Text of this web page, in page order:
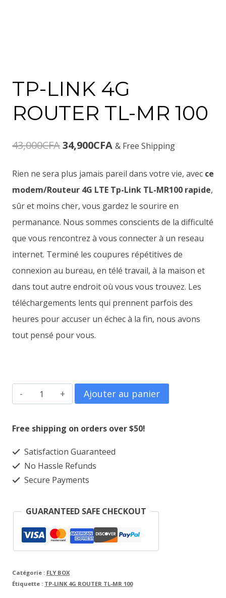
TP-LINK 4G
ROUTER TL-MR 100
43,000CFALe
initial
était :
43,000CFA.
34,900CFALe
actuel
est :
34,900CFA.
& Free Shipping
Rien ne sera plus jamais pareil dans votre vie, avec ce
modem/Routeur 4G LTE Tp-Link TL-MR100 rapide,
sûr et moins cher, vous gardez le sourire en
permanance. Nous sommes conscients de la difficulté
que vous rencontrez à vous connecter à un reseau
internet. Terminé les coupures répétitives de
connexion au bureau, en télé travail, à la maison et
dans tout autre endroit où vous vous trouvez. Les
téléchargements lents qui prennent parfois des
heures pour accuser un échec à la fin, nous avons
tout pensé pour vous.
quantité
de
TP-
4G
ROUTER
Ajouter au panier
Free shipping on orders over $50!
Satisfaction Guaranteed
No Hassle Refunds
Secure Payments
GUARANTEED SAFE CHECKOUT
Catégorie : FLY BOX
Étiquette : TP-LINK 4G ROUTER TL-MR 100